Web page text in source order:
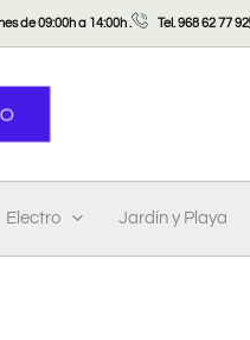
de 09:00h a 14:00h . Tel. 968 62 77 92
Electro Jardín y Playa